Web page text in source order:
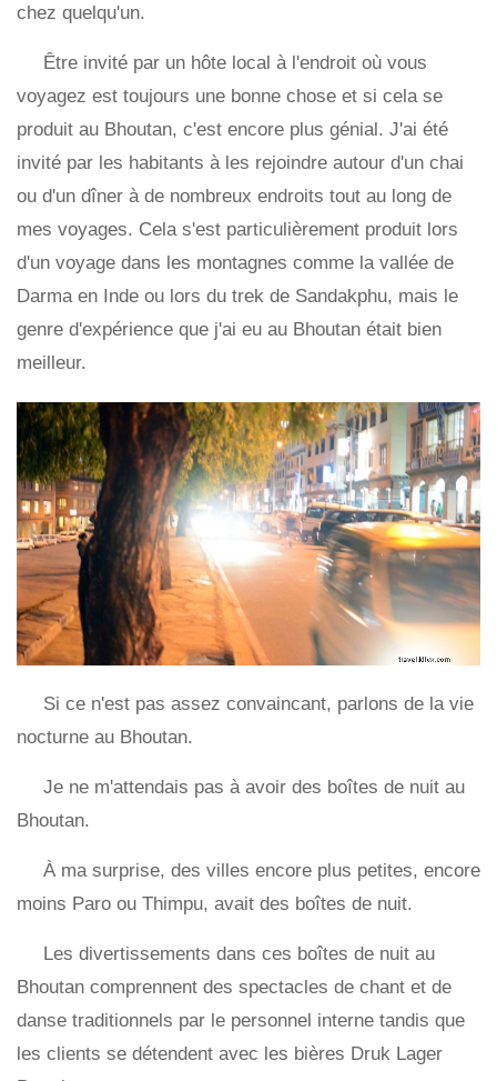
chez quelqu'un.
Être invité par un hôte local à l'endroit où vous
voyagez est toujours une bonne chose et si cela se
produit au Bhoutan, c'est encore plus génial. J'ai été
invité par les habitants à les rejoindre autour d'un chai
ou d'un dîner à de nombreux endroits tout au long de
mes voyages. Cela s'est particulièrement produit lors
d'un voyage dans les montagnes comme la vallée de
Darma en Inde ou lors du trek de Sandakphu, mais le
genre d'expérience que j'ai eu au Bhoutan était bien
meilleur.
Si ce n'est pas assez convaincant, parlons de la vie
nocturne au Bhoutan.
Je ne m'attendais pas à avoir des boîtes de nuit au
Bhoutan.
À ma surprise, des villes encore plus petites, encore
moins Paro ou Thimpu, avait des boîtes de nuit.
Les divertissements dans ces boîtes de nuit au
Bhoutan comprennent des spectacles de chant et de
danse traditionnels par le personnel interne tandis que
les clients se détendent avec les bières Druk Lager